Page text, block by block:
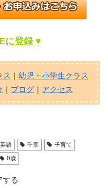
に登録 ♥
ス
幼児・小学生クラス
ブログ アクセス
英語 千葉
子育て
0歳
する